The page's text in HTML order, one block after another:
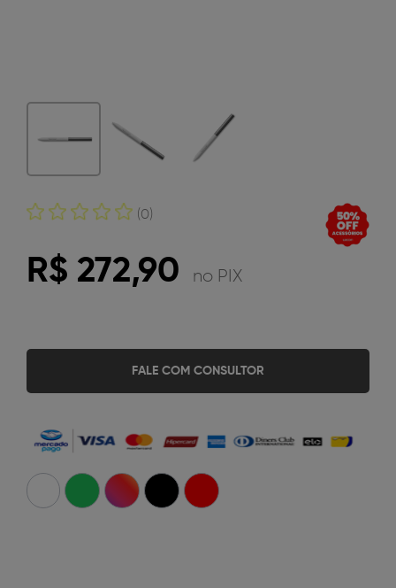
(0)
R$ 272,90 no PIX
FALE COM CONSULTOR